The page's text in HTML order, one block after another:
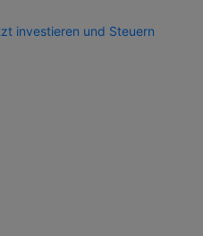
investieren und Steuern